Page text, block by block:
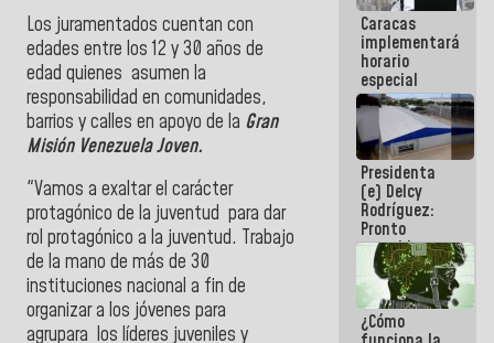
Los juramentados cuentan con
edades entre los 12 y 30 años de
edad quienes asumen la
responsabilidad en comunidades,
barrios y calles en apoyo de la Gran
Misión Venezuela Joven.
"Vamos a exaltar el carácter
protagónico de la juventud para dar
rol protagónico a la juventud. Trabajo
de la mano de más de 30
instituciones nacional a fin de
organizar a los jóvenes para
agrupara los líderes juveniles y
que haces
es
embarrarla
Caracas
implementará
horario
especial
para
adaptarse
al plan de
ahorro
energético
Presidenta
(e) Delcy
Rodríguez:
Pronto
restableceremos
las
operaciones
en el
Aeropuerto
¿Cómo